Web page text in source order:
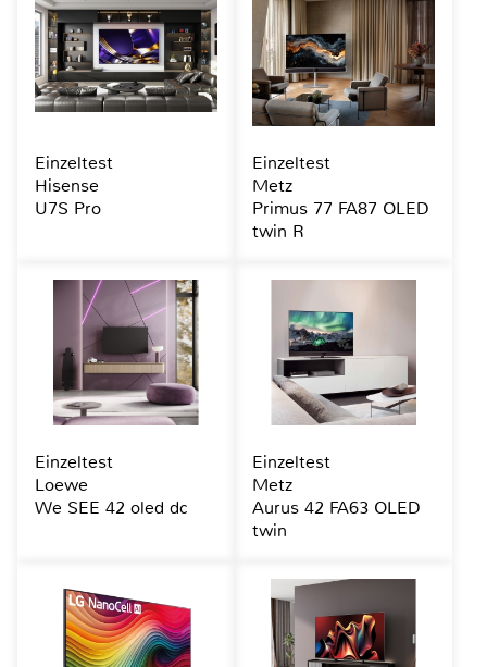
Einzeltest
Hisense
U7S Pro
Einzeltest
Metz
Primus 77 FA87 OLED
twin R
Einzeltest
Loewe
We SEE 42 oled dc
Einzeltest
Metz
Aurus 42 FA63 OLED
twin